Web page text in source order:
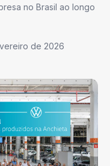
no Brasil ao longo
de 2026